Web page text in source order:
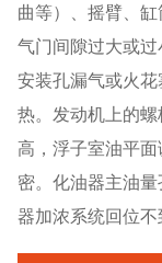
曲等）、摇臂、缸
气门间隙过大或
安装孔漏气或火
热。发动机上的
高，浮子室油平
密。化油器主油
器加浓系统回位不